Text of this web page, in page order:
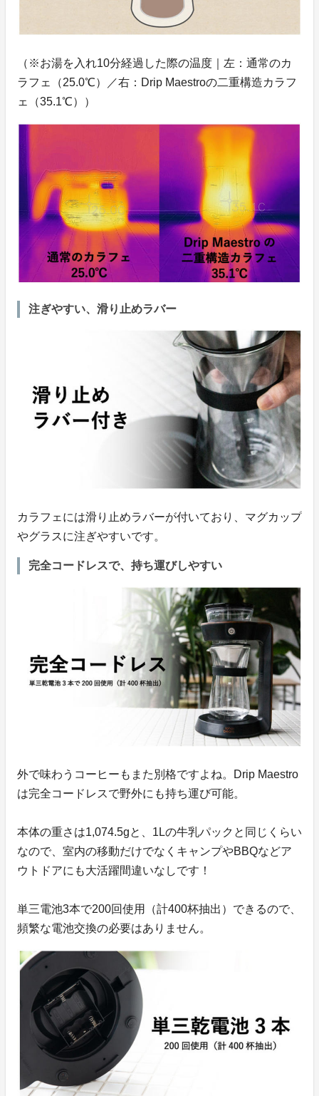
（※お湯を入れ10分経過した際の温度｜左：通常のカ
ラフェ（25.0℃）／右：Drip Maestroの二重構造カラフ
ェ（35.1℃））
注ぎやすい、滑り止めラバー
カラフェには滑り止めラバーが付いており、マグカップ
やグラスに注ぎやすいです。
完全コードレスで、持ち運びしやすい
外で味わうコーヒーもまた別格ですよね。Drip Maestro
は完全コードレスで野外にも持ち運び可能。
本体の重さは1,074.5gと、1Lの牛乳パックと同じくらい
なので、室内の移動だけでなくキャンプやBBQなどア
ウトドアにも大活躍間違いなしです！
単三電池3本で200回使用（計400杯抽出）できるので、
頻繁な電池交換の必要はありません。